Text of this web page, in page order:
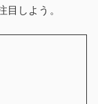
しよう。